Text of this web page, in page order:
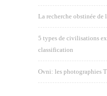
La recherche obstinée de
5 types de civilisations
classification
Ovni: les photographies